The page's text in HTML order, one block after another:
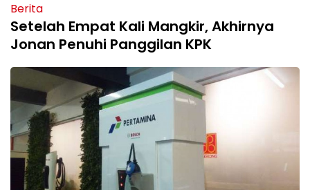
Berita
Setelah Empat Kali Mangkir, Akhirnya
Jonan Penuhi Panggilan KPK